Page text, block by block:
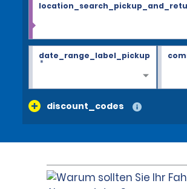
date_range_label_pickup
*
discount_codes